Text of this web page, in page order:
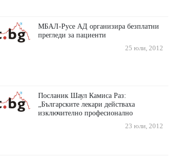
МБАЛ-Русе АД организира безплатни
прегледи за пациенти
25 юли, 2012
Посланик Шаул Камиса Раз:
„Българските лекари действаха
изключително професионално
23 юли, 2012